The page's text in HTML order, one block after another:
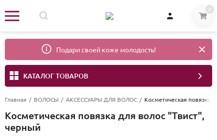
0
Подари своей коже молодость!
КАТАЛОГ ТОВАРОВ
Главная / ВОЛОСЫ / АКСЕССУАРЫ ДЛЯ ВОЛОС / Косметическая повязка
Косметическая повязка для волос "Твист",
черный